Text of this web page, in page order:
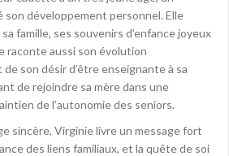
son développement personnel. Elle
famille, ses souvenirs d’enfance joyeux
raconte aussi son évolution
son désir d’être enseignante à sa
de rejoindre sa mère dans une
de l’autonomie des seniors.
sincère, Virginie livre un message fort
des liens familiaux, et la quête de soi